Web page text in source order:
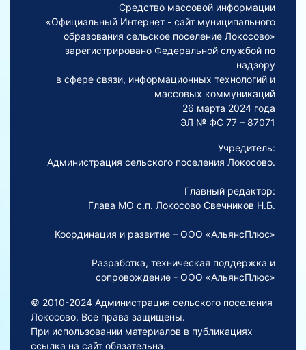
Средство массовой информации
«Официальный Интернет - сайт муниципального
образования сельское поселение Локосово»
зарегистрировано Федеральной службой по
надзору
в сфере связи, информационных технологий и
массовых коммуникаций
26 марта 2024 года
ЭЛ № ФС 77 – 87071
Учредитель:
Администрация сельского поселения Локосово.
Главный редактор:
Глава МО с.п. Локосово Свечников Н.Б.
Координация и развитие – ООО «АльянсПлюс»
Разработка, техническая поддержка и
сопровождение - ООО «АльянсПлюс»
© 2010-2024 Администрация сельского поселения
Локосово. Все права защищены.
При использовании материалов в публикациях
ссылка на сайт обязательна.